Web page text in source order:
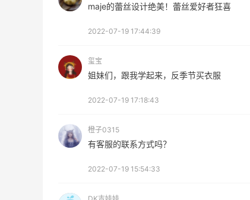
maje的蕾丝设计绝美！蕾丝爱好者狂喜
2022-07-19 17:44:39
玺宝
姐妹们，跟我学起来，反季节买衣服
2022-07-19 17:18:43
橙子0315
有客服的联系方式吗？
2022-07-19 15:54:33
Mac Duggal
6076人成功下单
30%返利
54人获得返利
Eileen Fisher